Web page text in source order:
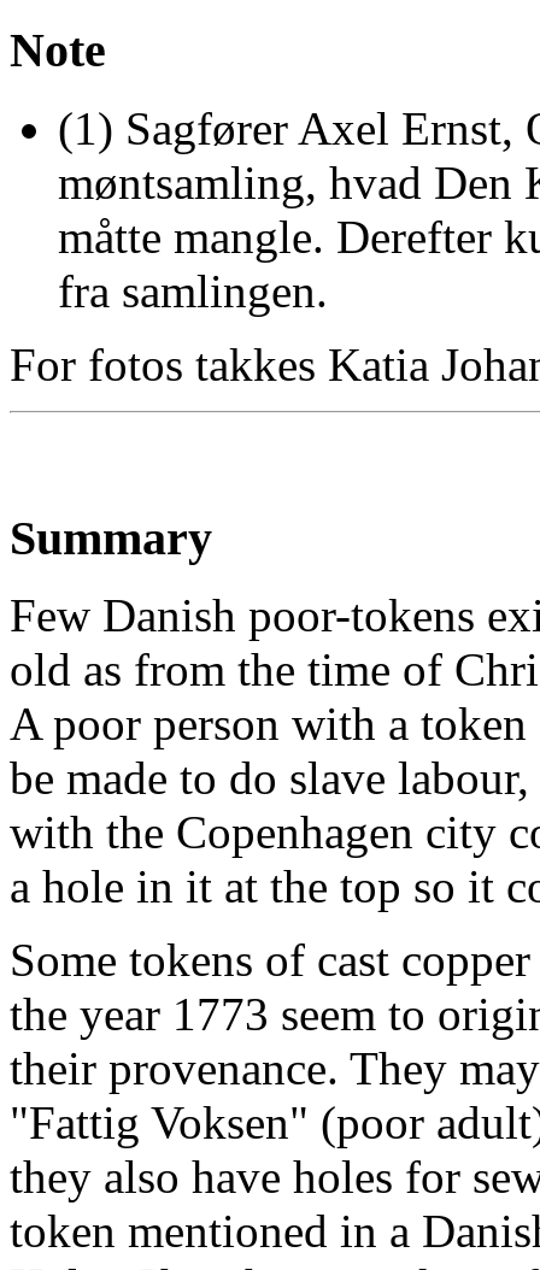
Note
(1) Sagfører Axel Ernst,
møntsamling, hvad
måtte mangle. Derefter
fra samlingen.
For fotos takkes Katia
Summary
Few Danish poor-tokens
old as from the time of
A poor person with a
be made to do slave
with the Copenhagen city
a hole in it at the top so it
Some tokens of cast
the year 1773 seem to
their provenance. They
"Fattig Voksen" (poor
they also have holes for
token mentioned in a